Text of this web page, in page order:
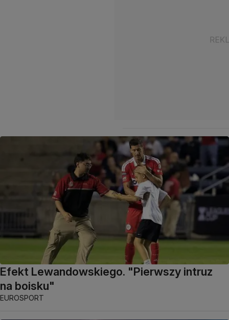
Efekt Lewandowskiego. "Pierwszy intruz
na boisku"
EUROSPORT